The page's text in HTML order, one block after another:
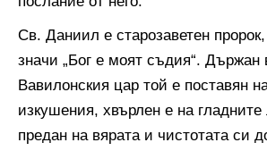
Св. Даниил е старозаветен
значи „Бог е моят съдия“. Държан
Вавилонския цар той е поставян
изкушения, хвърлен е на
предан на вярата и чистотата си